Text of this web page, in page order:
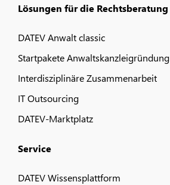
Lösungen für die Rechtsberatung
DATEV Anwalt classic
Startpakete Anwaltskanzleigründung
Interdisziplinäre Zusammenarbeit
IT Outsourcing
DATEV-Marktplatz
Service
DATEV Wissensplattform